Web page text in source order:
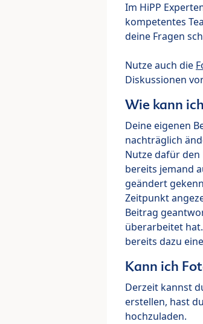
Im HiPP
kompetentes
deine Fragen
Nutze auch die
Diskussionen
Wie kann
Deine eigenen
nachträglich
Nutze dafür den
bereits jemand
geändert
Zeitpunkt
Beitrag
überarbeitet
bereits dazu
Kann ich
Derzeit kannst
erstellen, hast
hochzuladen.